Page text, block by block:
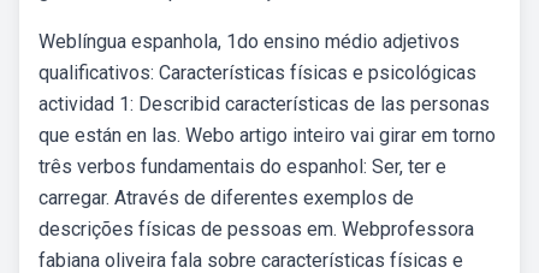
Weblíngua espanhola, 1do ensino médio adjetivos
qualificativos: Características físicas e psicológicas
actividad 1: Describid características de las personas
que están en las. Webo artigo inteiro vai girar em torno
três verbos fundamentais do espanhol: Ser, ter e
carregar. Através de diferentes exemplos de
descrições físicas de pessoas em. Webprofessora
fabiana oliveira fala sobre características físicas e